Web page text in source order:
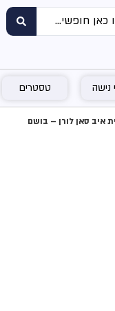
טסטרים
איב סאן לורן – בושם